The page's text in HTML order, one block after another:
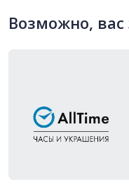
Возможно, вас